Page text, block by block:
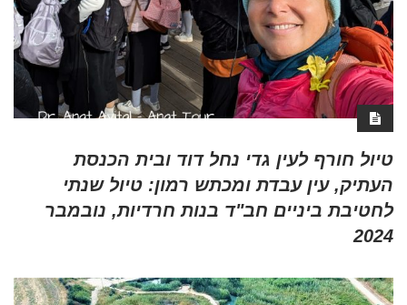
טיול חורף לעין גדי נחל דוד ובית הכנסת
העתיק, עין עבדת ומכתש רמון: טיול שנתי
לחטיבת ביניים חב"ד בנות חרדיות, נובמבר
2024